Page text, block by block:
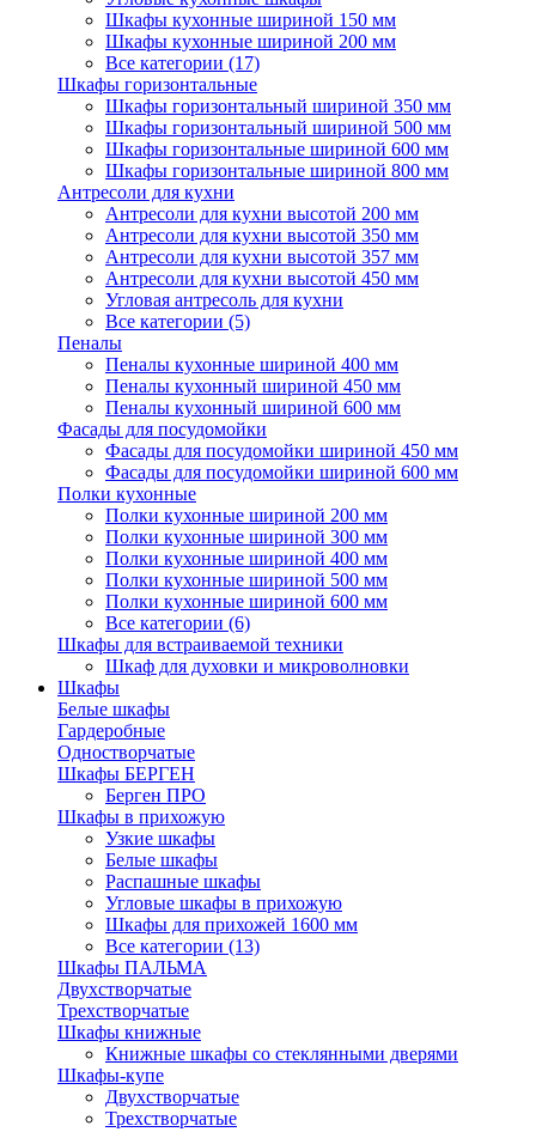
Шкафы кухонные шириной 150 мм
Шкафы кухонные шириной 200 мм
Все категории (17)
Шкафы горизонтальные
Шкафы горизонтальный шириной 350 мм
Шкафы горизонтальный шириной 500 мм
Шкафы горизонтальные шириной 600 мм
Шкафы горизонтальные шириной 800 мм
Антресоли для кухни
Антресоли для кухни высотой 200 мм
Антресоли для кухни высотой 350 мм
Антресоли для кухни высотой 357 мм
Антресоли для кухни высотой 450 мм
Угловая антресоль для кухни
Все категории (5)
Пеналы
Пеналы кухонные шириной 400 мм
Пеналы кухонный шириной 450 мм
Пеналы кухонный шириной 600 мм
Фасады для посудомойки
Фасады для посудомойки шириной 450 мм
Фасады для посудомойки шириной 600 мм
Полки кухонные
Полки кухонные шириной 200 мм
Полки кухонные шириной 300 мм
Полки кухонные шириной 400 мм
Полки кухонные шириной 500 мм
Полки кухонные шириной 600 мм
Все категории (6)
Шкафы для встраиваемой техники
Шкаф для духовки и микроволновки
Шкафы
Белые шкафы
Гардеробные
Одностворчатые
Шкафы БЕРГЕН
Берген ПРО
Шкафы в прихожую
Узкие шкафы
Белые шкафы
Распашные шкафы
Угловые шкафы в прихожую
Шкафы для прихожей 1600 мм
Все категории (13)
Шкафы ПАЛЬМА
Двухстворчатые
Трехстворчатые
Шкафы книжные
Книжные шкафы со стеклянными дверями
Шкафы-купе
Двухстворчатые
Трехстворчатые